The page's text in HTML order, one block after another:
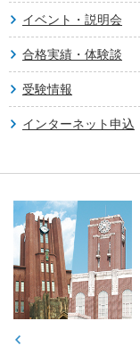
イベント・説明会
合格実績・体験談
受験情報
インターネット申込